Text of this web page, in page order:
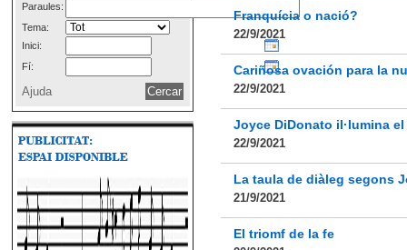
Paraules:
Tema:
Inici:
Fí:
Ajuda
Franquícia o nació?
22/9/2021
Cariñosa ovación para la
22/9/2021
Joyce DiDonato il·lumina el
22/9/2021
La taula de diàleg segons
21/9/2021
El triomf de la fe